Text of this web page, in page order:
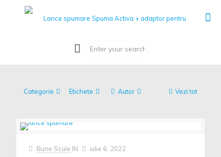
Categorie Etichete Autor Vezi tot
Bune Scule IN iulie 6, 2022